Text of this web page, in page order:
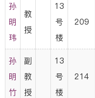
孙
明
玮
教
授
13
号
楼
209
孙
明
竹
副
教
授
13
号
楼
214